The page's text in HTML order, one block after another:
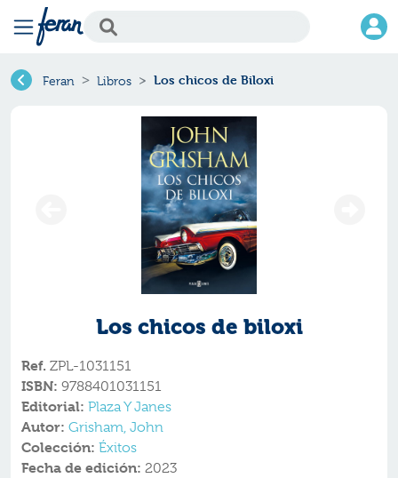
Feran Libros Los chicos de Biloxi
Los chicos de biloxi
Ref. ZPL-1031151
ISBN: 9788401031151
Editorial: Plaza Y Janes
Autor: Grisham, John
Colección: Éxitos
Fecha de edición: 2023